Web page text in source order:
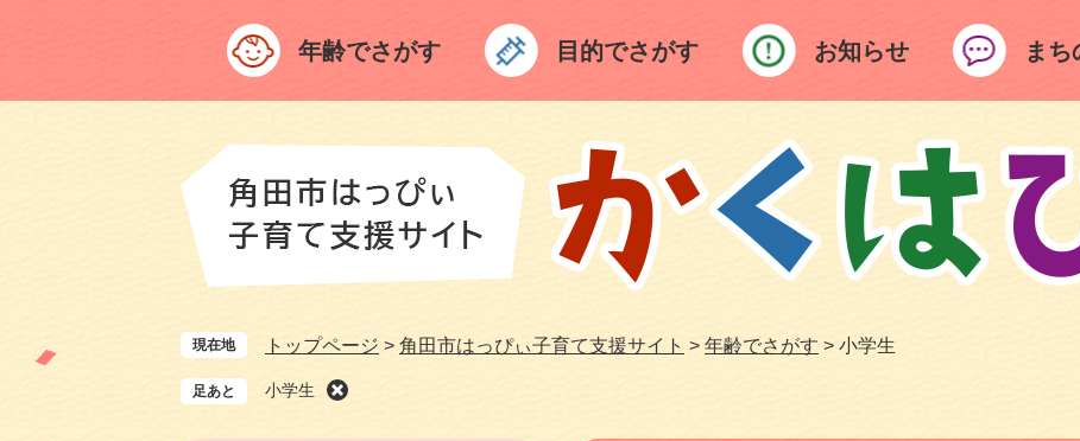
の
ー
年齢でさがす 目的でさがす お知らせ まち
現在地 トップページ > 角田市はっぴぃ子育て支援サイト > 年齢でさがす > 小学生
小学生